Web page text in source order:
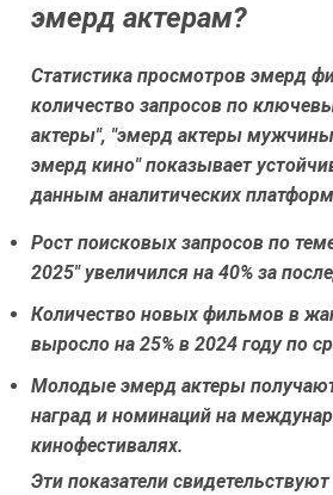
эмерд актерам?
Статистика просмотров эмерд
количество запросов по
актеры", "эмерд актеры
эмерд кино" показывает
данным аналитических
Рост поисковых запросов по
2025" увеличился на 40% за
Количество новых фильмов в
выросло на 25% в 2024 году по
Молодые эмерд актеры
наград и номинаций на
кинофестивалях.
Эти показатели